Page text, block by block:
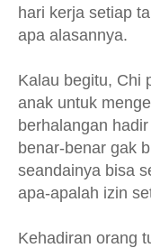
hari kerja setiap
apa alasannya.
Kalau begitu, Chi
anak untuk
berhalangan
benar-benar gak
seandainya bisa
apa-apalah izin
Kehadiran orang